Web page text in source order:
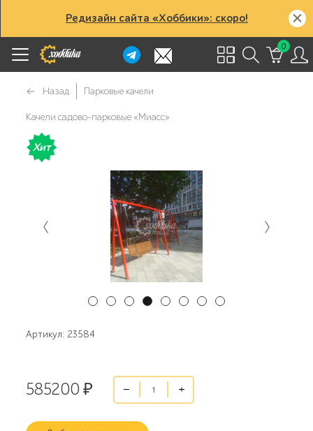
Редизайн сайта «Хоббики»: скоро!
0
Назад Парковые качели
Качели садово-парковые «Миасс»
Хит
Артикул: 23584
585200 ₽